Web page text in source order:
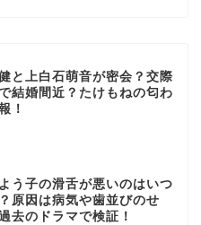
と上白石萌音が密会？交際
結婚間近？たけもねの匂わ
！
う子の滑舌が悪いのはいつ
原因は病気や歯並びのせ
去のドラマで検証！